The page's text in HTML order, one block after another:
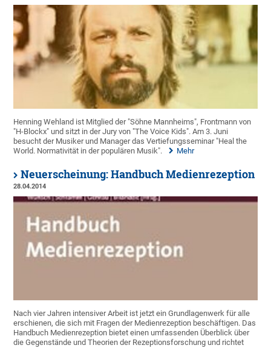
Henning Wehland ist Mitglied der "Söhne Mannheims", Frontmann von
"H-Blockx" und sitzt in der Jury von "The Voice Kids". Am 3. Juni
besucht der Musiker und Manager das Vertiefungsseminar "Heal the
World. Normativität in der populären Musik".
Mehr
Neuerscheinung: Handbuch Medienrezeption
28.04.2014
Nach vier Jahren intensiver Arbeit ist jetzt ein Grundlagenwerk für alle
erschienen, die sich mit Fragen der Medienrezeption beschäftigen. Das
Handbuch Medienrezeption bietet einen umfassenden Überblick über
die Gegenstände und Theorien der Rezeptionsforschung und richtet